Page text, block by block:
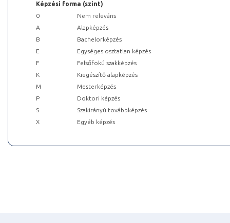
Képzési forma (szint)
0
Nem releváns
A
Alapképzés
B
Bachelorképzés
E
Egységes osztatlan képzés
F
Felsőfokú szakképzés
K
Kiegészítő alapképzés
M
Mesterképzés
P
Doktori képzés
S
Szakirányú továbbképzés
X
Egyéb képzés